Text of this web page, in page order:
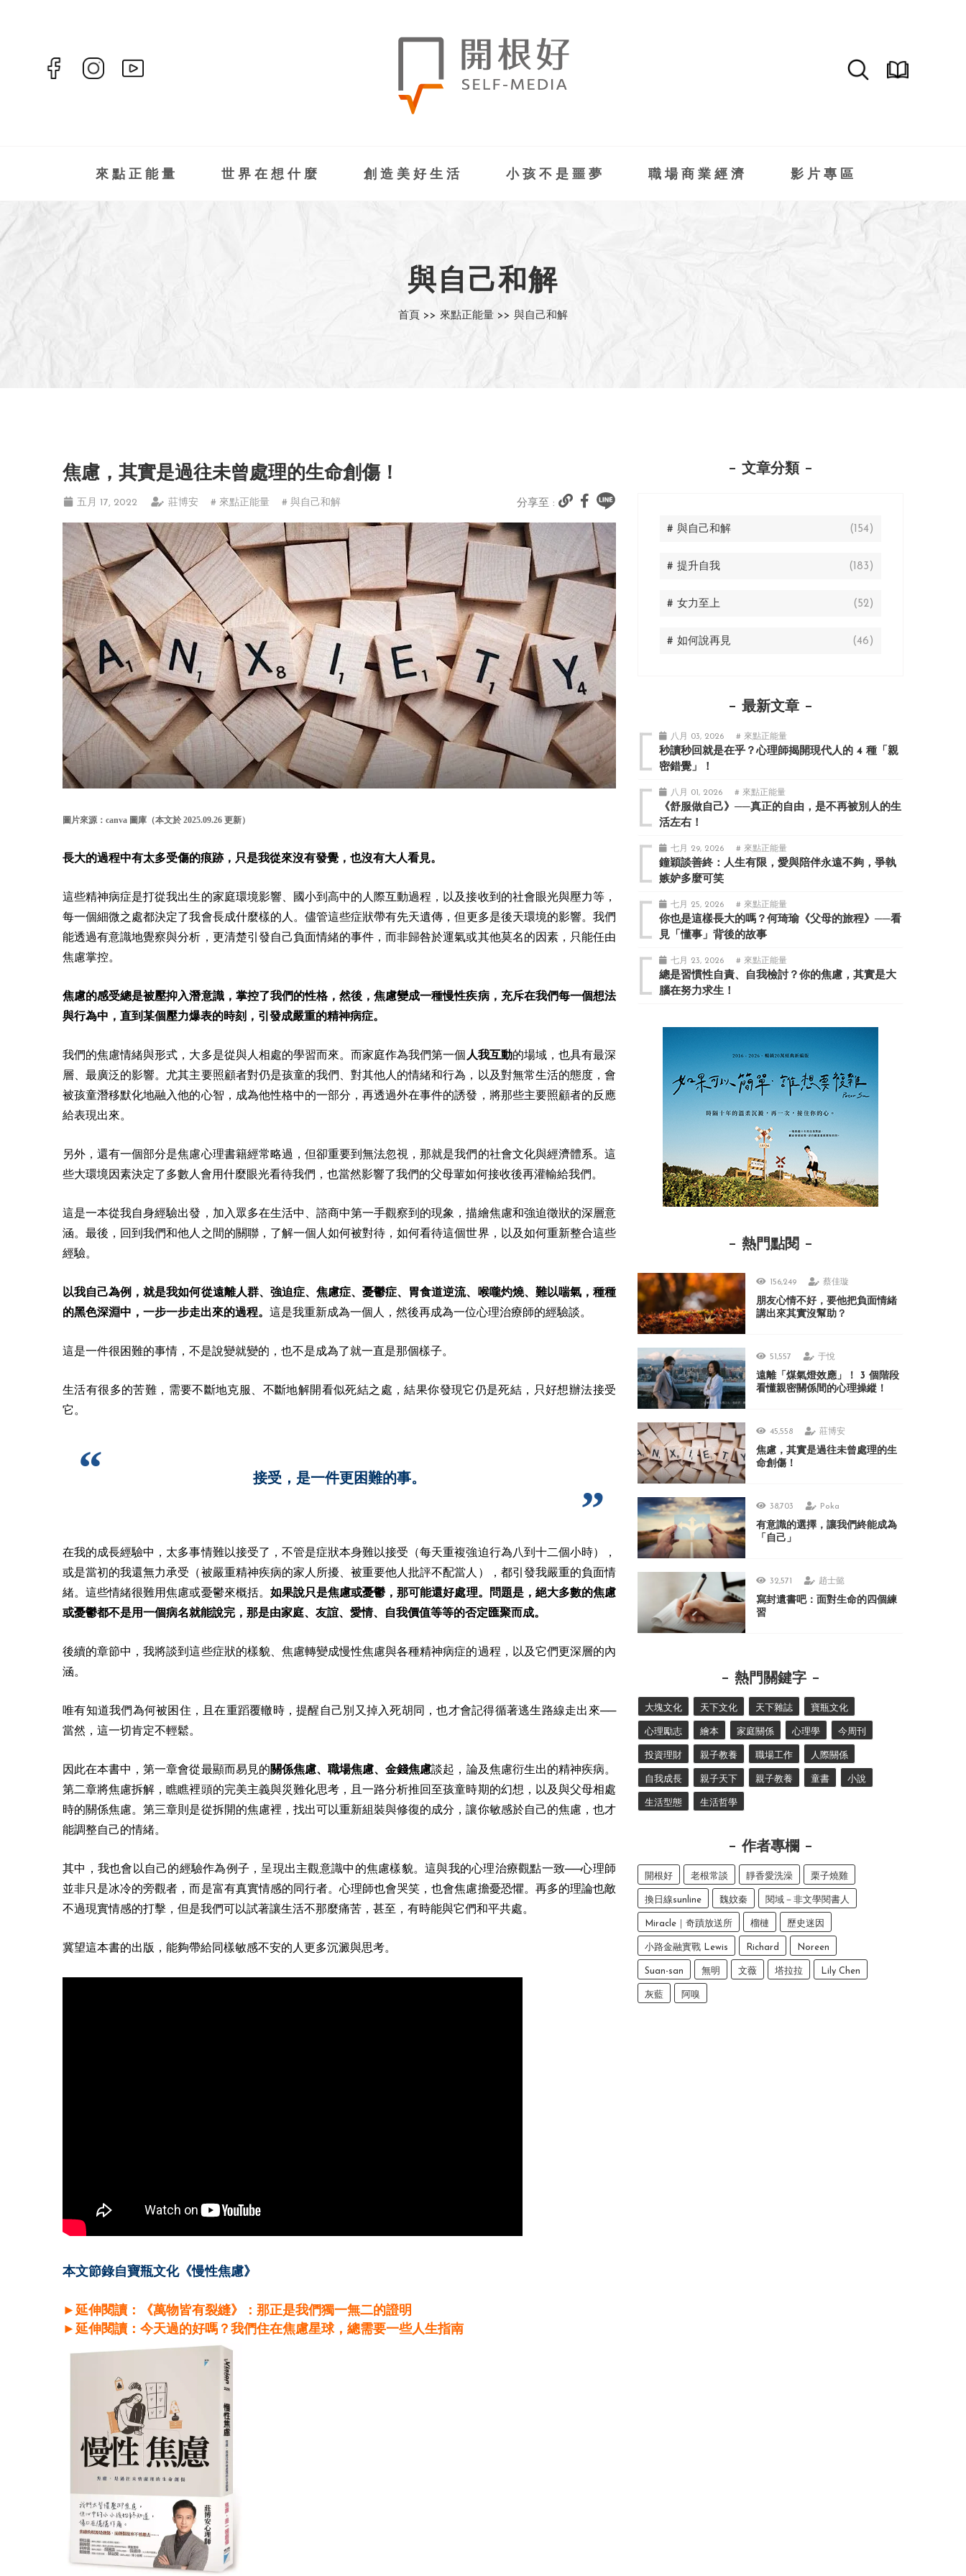
來點正能量 世界在想什麼 創造美好生活 小孩不是噩夢 職場商業經濟 影片專區
與自己和解
首頁 >> 來點正能量 >> 與自己和解
焦慮，其實是過往未曾處理的生命創傷！
五月 17, 2022 莊博安 # 來點正能量 # 與自己和解 分享至 :
圖片來源：canva 圖庫（本文於 2025.09.26 更新）
長大的過程中有太多受傷的痕跡，只是我從來沒有發覺，也沒有大人看見。
這些精神病症是打從我出生的家庭環境影響、國小到高中的人際互動過程，以及接收到的社會眼光與壓力等，
每一個細微之處都決定了我會長成什麼樣的人。 儘管這些症狀帶有先天遺傳，但更多是後天環境的影響。我們
能透過有意識地覺察與分析，更清楚引發自己負面情緒的事件，而非歸咎於運氣或其他莫名的因素，只能任由
焦慮掌控。
焦慮的感受總是被壓抑入潛意識，掌控了我們的性格，然後，焦慮變成一種慢性疾病，充斥在我們每一個想法
與行為中，直到某個壓力爆表的時刻，引發成嚴重的精神病症。
我們的焦慮情緒與形式，大多是從與人相處的學習而來。而家庭作為我們第一個 人我互動的場域，也具有最深
層、最廣泛的影響。 尤其主要照顧者對仍是孩童的我們、對其他人的情緒和行為，以及對無常生活的態度，會
被孩童潛移默化地融入他的心智，成為他性格中的一部分，再透過外在事件的誘發，將那些主要照顧者的反應
給表現出來。
另外，還有一個部分是焦慮心理書籍經常略過，但卻重要到無法忽視，那就是我們的社會文化與經濟體系。 這
些大環境因素決定了多數人會用什麼眼光看待我們，也當然影響了我們的父母輩如何接收後再灌輸給我們。
這是一本從我自身經驗出發，加入眾多在生活中、諮商中第一手觀察到的現象，描繪焦慮和強迫徵狀的深層意
涵。最後，回到我們和他人之間的關聯，了解一個人如何被對待，如何看待這個世界，以及如何重新整合這些
經驗。
以我自己為例，就是我如何從遠離人群、強迫症、焦慮症、憂鬱症、胃食道逆流、喉嚨灼燒、難以喘氣，種種
的黑色深淵中，一步一步走出來的過程。 這是我重新成為一個人，然後再成為一位心理治療師的經驗談。
這是一件很困難的事情，不是說變就變的，也不是成為了就一直是那個樣子。
生活有很多的苦難，需要不斷地克服、不斷地解開看似死結之處，結果你發現它仍是死結，只好想辦法接受
它。
接受，是一件更困難的事。
在我的成長經驗中，太多事情難以接受了，不管是症狀本身難以接受（每天重複強迫行為八到十二個小時），
或是當初的我還無力承受（被嚴重精神疾病的家人所擾、被重要他人批評不配當人），都引發我嚴重的負面情
緒。這些情緒很難用焦慮或憂鬱來概括。 如果說只是焦慮或憂鬱，那可能還好處理。問題是，絕大多數的焦慮
或憂鬱都不是用一個病名就能說完，那是由家庭、友誼、愛情、自我價值等等的否定匯聚而成。
後續的章節中，我將談到這些症狀的樣貌、焦慮轉變成慢性焦慮與各種精神病症的過程，以及它們更深層的內
涵。
唯有知道我們為何被困住，且在重蹈覆轍時，提醒自己別又掉入死胡同，也才會記得循著逃生路線走出來──
當然，這一切肯定不輕鬆。
因此在本書中，第一章會從最顯而易見的關係焦慮、職場焦慮、金錢焦慮談起，論及焦慮衍生出的精神疾病。
第二章將焦慮拆解，瞧瞧裡頭的完美主義與災難化思考，且一路分析推回至孩童時期的幻想，以及與父母相處
時的關係焦慮。第三章則是從拆開的焦慮裡，找出可以重新組裝與修復的成分，讓你敏感於自己的焦慮，也才
能調整自己的情緒。
其中，我也會以自己的經驗作為例子，呈現出主觀意識中的焦慮樣貌。這與我的心理治療觀點一致──心理師
並非只是冰冷的旁觀者，而是富有真實情感的同行者。心理師也會哭笑，也會焦慮擔憂恐懼。再多的理論也敵
不過現實情感的打擊，但是我們可以試著讓生活不那麼痛苦，甚至，有時能與它們和平共處。
冀望這本書的出版，能夠帶給同樣敏感不安的人更多沉澱與思考。
本文節錄自寶瓶文化《慢性焦慮》
►延伸閱讀：《萬物皆有裂縫》：那正是我們獨一無二的證明
►延伸閱讀：今天過的好嗎？我們住在焦慮星球，總需要一些人生指南
文章分類
# 與自己和解 (154)
# 提升自我 (183)
# 女力至上 (52)
# 如何說再見 (46)
最新文章
八月 03, 2026 # 來點正能量
秒讀秒回就是在乎？心理師揭開現代人的 4 種「親
密錯覺」！
八月 01, 2026 # 來點正能量
《舒服做自己》──真正的自由，是不再被別人的生
活左右！
七月 29, 2026 # 來點正能量
鐘穎談善終：人生有限，愛與陪伴永遠不夠，爭執
嫉妒多麼可笑
七月 25, 2026 # 來點正能量
你也是這樣長大的嗎？何琦瑜《父母的旅程》──看
見「懂事」背後的故事
七月 23, 2026 # 來點正能量
總是習慣性自責、自我檢討？你的焦慮，其實是大
腦在努力求生！
熱門點閱
156,249 蔡佳璇
朋友心情不好，要他把負面情緒
講出來其實沒幫助？
51,557 于悅
遠離「煤氣燈效應」！ 3 個階段
看懂親密關係間的心理操縱！
45,558 莊博安
焦慮，其實是過往未曾處理的生
命創傷！
38,703 Poka
有意識的選擇，讓我們終能成為
「自己」
32,571 趙士懿
寫封遺書吧：面對生命的四個練
習
熱門關鍵字
大塊文化 天下文化 天下雜誌 寶瓶文化
心理勵志 繪本 家庭關係 心理學 今周刊
投資理財 親子教養 職場工作 人際關係
自我成長 親子天下 親子教養 童書 小說
生活型態 生活哲學
作者專欄
開根好 老根常談 靜香愛洗澡 栗子燒雞
換日線sunline 魏妏秦 閱域－非文學閱書人
Miracle｜奇蹟放送所 榴槤 歷史迷因
小路金融實戰 Lewis Richard Noreen
Suan-san 無明 文薇 塔拉拉 Lily Chen
灰藍 阿嗅